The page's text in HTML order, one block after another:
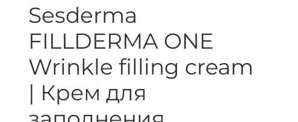
Sesderma
FILLDERMA ONE
Wrinkle filling cream
| Крем для